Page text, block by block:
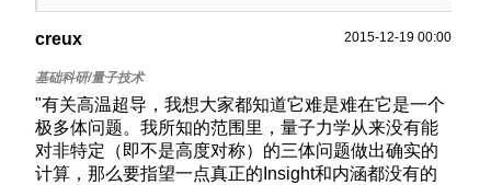
creux 2015-12-19 00:00
"有关高温超导，我想大家都知道它难是难在它是一个
极多体问题。我所知的范围里，量子力学从来没有能
对非特定（即不是高度对称）的三体问题做出确实的
计算，那么要指望一点真正的Insight和内涵都没有的